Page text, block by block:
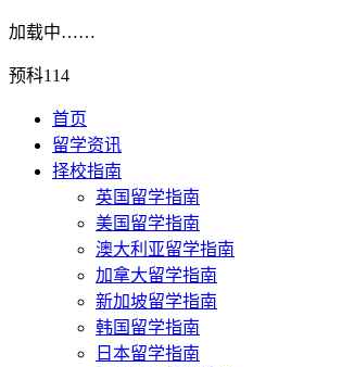
加载中……
预科114
首页
留学资讯
择校指南
英国留学指南
美国留学指南
澳大利亚留学指南
加拿大留学指南
新加坡留学指南
韩国留学指南
日本留学指南